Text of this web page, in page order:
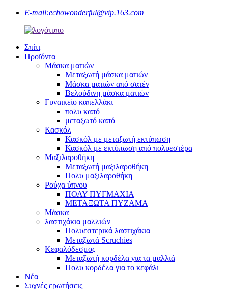
E-mail:echowonderful@vip.163.com
Σπίτι
Προϊόντα
Μάσκα ματιών
Μεταξωτή μάσκα ματιών
Μάσκα ματιών από σατέν
Βελούδινη μάσκα ματιών
Γυναικείο καπελλάκι
πολυ καπό
μεταξωτό καπό
Κασκόλ
Κασκόλ με μεταξωτή εκτύπωση
Κασκόλ με εκτύπωση από πολυεστέρα
Μαξιλαροθήκη
Μεταξωτή μαξιλαροθήκη
Πολυ μαξιλαροθήκη
Ρούχα ύπνου
ΠΟΛΥ ΠΥΓΜΑΧΙΑ
ΜΕΤΑΞΩΤΑ ΠΥΖΑΜΑ
Μάσκα
λαστιχάκια μαλλιών
Πολυεστερικά λαστιχάκια
Μεταξωτά Scruchies
Κεφαλόδεσμος
Μεταξωτή κορδέλα για τα μαλλιά
Πολυ κορδέλα για το κεφάλι
Νέα
Συχνές ερωτήσεις